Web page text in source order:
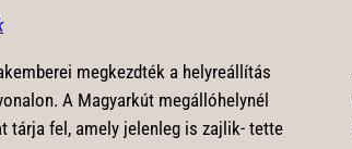
megkezdték a helyreállítás
A Magyarkút megállóhelynél
tárja fel, amely jelenleg is zajlik- tette